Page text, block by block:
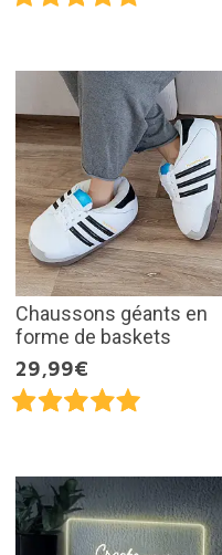
Chaussons géants en
forme de baskets
29,99€